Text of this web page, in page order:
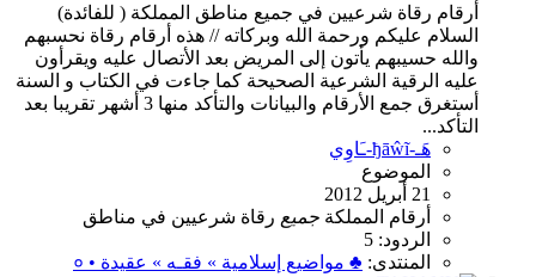
أرقام رقاة شرعيين في جميع مناطق المملكة ( للفائدة)
السلام عليكم ورحمة الله وبركاته // هذه أرقام رقاة نحسبهم
والله حسيبهم يأتون إلى المريض بعد الأتصال عليه ويقرأون
عليه الرقية الشرعية الصحيحة كما جاءت في الكتاب و السنة
أستغرق جمع الأرقام والبيانات والتأكد منها 3 أشهر تقريبا بعد
التأكد...
هَـ-ђāŵĩ-ـَاوِي
الموضوع
21 أبريل 2012
أرقام المملكة جميع رقاة شرعيين في مناطق
الردود: 5
المنتدى: ♣ مواضيع إسلامية » فقـه » عقيدة • ०